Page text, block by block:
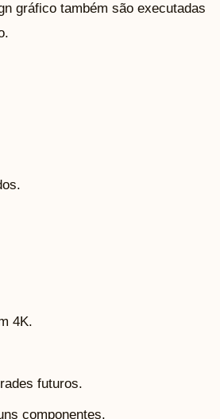
gráfico também são executadas
4K.
futuros.
componentes.